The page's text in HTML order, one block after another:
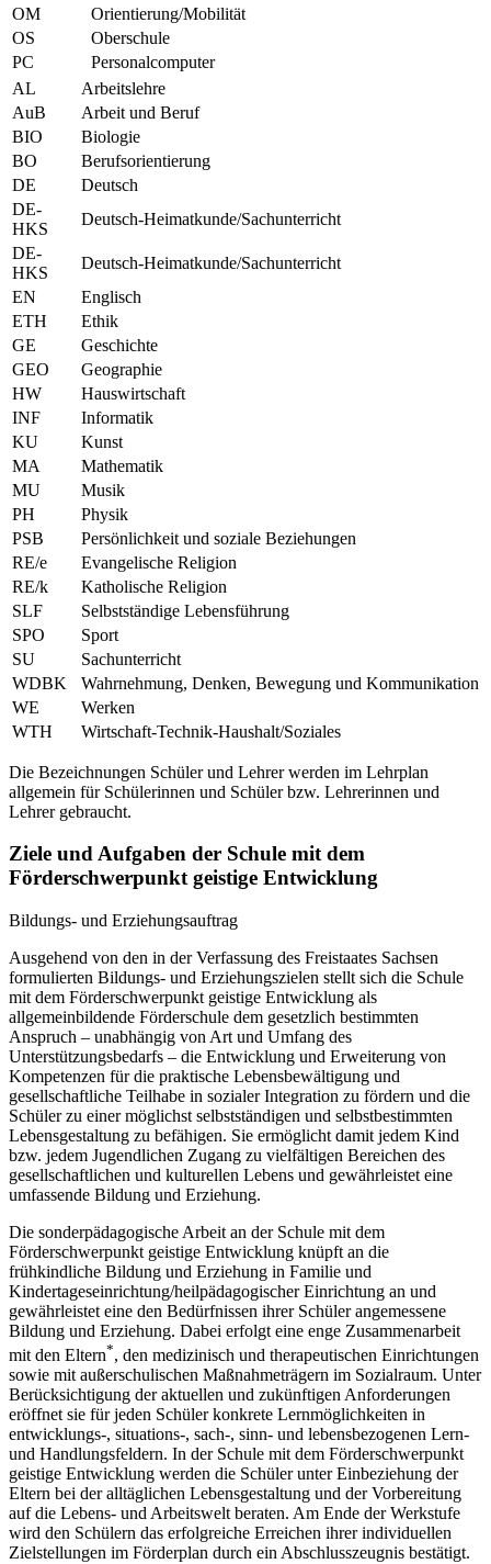
OM
Orientierung/Mobilität
OS
Oberschule
PC
Personalcomputer
AL
Arbeitslehre
AuB
Arbeit und Beruf
BIO
Biologie
BO
Berufsorientierung
DE
Deutsch
DE-
HKS
Deutsch-Heimatkunde/Sachunterricht
DE-
HKS
Deutsch-Heimatkunde/Sachunterricht
EN
Englisch
ETH
Ethik
GE
Geschichte
GEO
Geographie
HW
Hauswirtschaft
INF
Informatik
KU
Kunst
MA
Mathematik
MU
Musik
PH
Physik
PSB
Persönlichkeit und soziale Beziehungen
RE/e
Evangelische Religion
RE/k
Katholische Religion
SLF
Selbstständige Lebensführung
SPO
Sport
SU
Sachunterricht
WDBK
Wahrnehmung, Denken, Bewegung und Kommunikation
WE
Werken
WTH
Wirtschaft-Technik-Haushalt/Soziales
Die Bezeichnungen Schüler und Lehrer werden im Lehrplan
allgemein für Schülerinnen und Schüler bzw. Lehrerinnen und
Lehrer gebraucht.
Ziele und Aufgaben der Schule mit dem
Förderschwerpunkt geistige Entwicklung
Bildungs- und Erziehungsauftrag
Ausgehend von den in der Verfassung des Freistaates Sachsen
formulierten Bildungs- und Erziehungszielen stellt sich die Schule
mit dem Förderschwerpunkt geistige Entwicklung als
allgemeinbildende Förderschule dem gesetzlich bestimmten
Anspruch – unabhängig von Art und Umfang des
Unterstützungsbedarfs – die Entwicklung und Erweiterung von
Kompetenzen für die praktische Lebensbewältigung und
gesellschaftliche Teilhabe in sozialer Integration zu fördern und die
Schüler zu einer möglichst selbstständigen und selbstbestimmten
Lebensgestaltung zu befähigen. Sie ermöglicht damit jedem Kind
bzw. jedem Jugendlichen Zugang zu vielfältigen Bereichen des
gesellschaftlichen und kulturellen Lebens und gewährleistet eine
umfassende Bildung und Erziehung.
Die sonderpädagogische Arbeit an der Schule mit dem
Förderschwerpunkt geistige Entwicklung knüpft an die
frühkindliche Bildung und Erziehung in Familie und
Kindertageseinrichtung/heilpädagogischer Einrichtung an und
gewährleistet eine den Bedürfnissen ihrer Schüler angemessene
Bildung und Erziehung. Dabei erfolgt eine enge Zusammenarbeit
mit den Eltern*, den medizinisch und therapeutischen Einrichtungen
sowie mit außerschulischen Maßnahmeträgern im Sozialraum. Unter
Berücksichtigung der aktuellen und zukünftigen Anforderungen
eröffnet sie für jeden Schüler konkrete Lernmöglichkeiten in
entwicklungs-, situations-, sach-, sinn- und lebensbezogenen Lern-
und Handlungsfeldern. In der Schule mit dem Förderschwerpunkt
geistige Entwicklung werden die Schüler unter Einbeziehung der
Eltern bei der alltäglichen Lebensgestaltung und der Vorbereitung
auf die Lebens- und Arbeitswelt beraten. Am Ende der Werkstufe
wird den Schülern das erfolgreiche Erreichen ihrer individuellen
Zielstellungen im Förderplan durch ein Abschlusszeugnis bestätigt.